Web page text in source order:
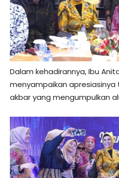
Dalam kehadirannya, Ibu
menyampaikan
akbar yang mengumpulkan